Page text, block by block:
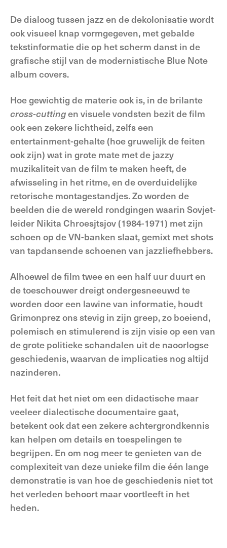
De dialoog tussen jazz en de dekolonisatie wordt
ook visueel knap vormgegeven, met gebalde
tekstinformatie die op het scherm danst in de
grafische stijl van de modernistische Blue Note
album covers.
Hoe gewichtig de materie ook is, in de brilante
cross-cuttingen visuele vondsten bezit de film
ook een zekere lichtheid, zelfs een
entertainment-gehalte (hoe gruwelijk de feiten
ook zijn) wat in grote mate met de jazzy
muzikaliteit van de film te maken heeft, de
afwisseling in het ritme, en de overduidelijke
retorische montagestandjes. Zo worden de
beelden die de wereld rondgingen waarin Sovjet-
leider Nikita Chroesjtsjov (1984-1971) met zijn
schoen op de VN-banken slaat, gemixt met shots
van tapdansende schoenen van jazzliefhebbers.
Alhoewel de film twee en een half uur duurt en
de toeschouwer dreigt ondergesneeuwd te
worden door een lawine van informatie, houdt
Grimonprez ons stevig in zijn greep, zo boeiend,
polemisch en stimulerend is zijn visie op een van
de grote politieke schandalen uit de naoorlogse
geschiedenis, waarvan de implicaties nog altijd
nazinderen.
Het feit dat het niet om een didactische maar
veeleer dialectische documentaire gaat,
betekent ook dat een zekere achtergrondkennis
kan helpen om details en toespelingen te
begrijpen. En om nog meer te genieten van de
complexiteit van deze unieke film die één lange
demonstratie is van hoe de geschiedenis niet tot
het verleden behoort maar voortleeft in het
heden.